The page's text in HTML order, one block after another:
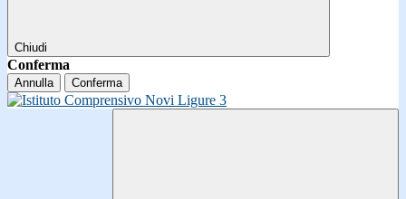
Chiudi
Conferma
Annulla Conferma